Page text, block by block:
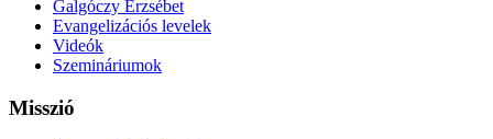
Galgóczy Erzsébet
Evangelizációs levelek
Videók
Szemináriumok
Misszió